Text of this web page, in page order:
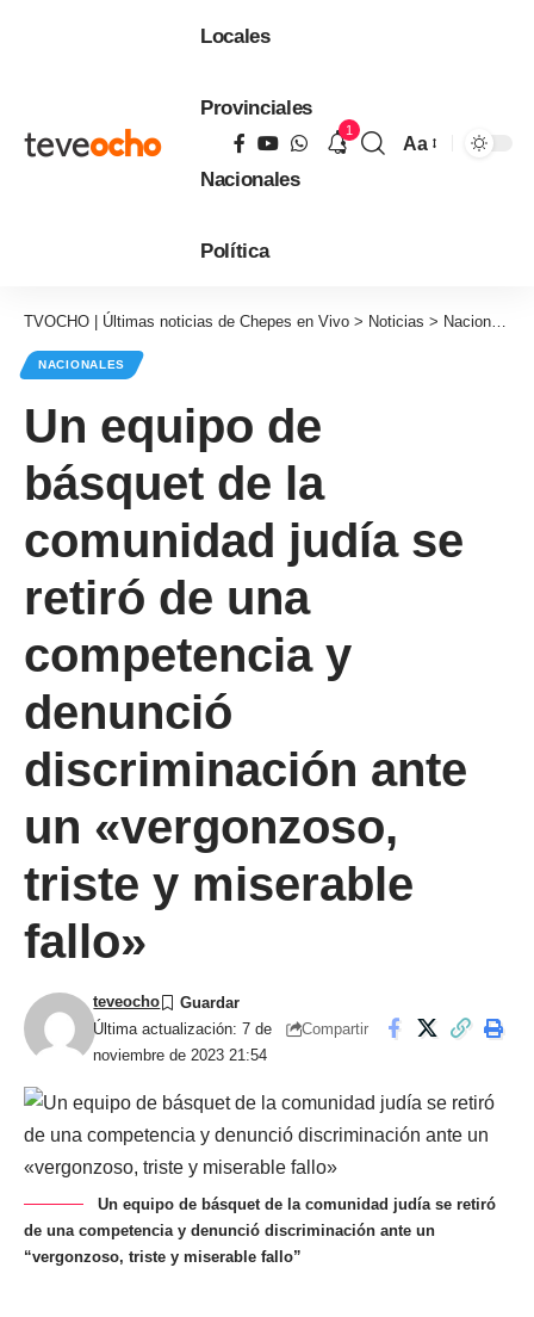
Locales
Provinciales
Nacionales
Política
1
Aa
TVOCHO | Últimas noticias de Chepes en Vivo > Noticias > Nacionales
NACIONALES
Un equipo de
básquet de la
comunidad judía se
retiró de una
competencia y
denunció
discriminación ante
un «vergonzoso,
triste y miserable
fallo»
Última actualización: 7 de
noviembre de 2023 21:54
teveocho
Compartir
Un equipo de básquet de la comunidad judía se retiró
de una competencia y denunció discriminación ante un
“vergonzoso, triste y miserable fallo”